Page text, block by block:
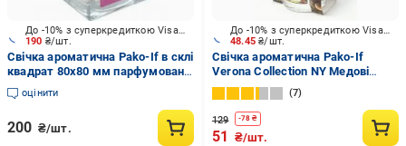
190 ₴/шт.
До -10% з суперкредиткою Visa Вигода
Свічка ароматична Pako-If в склі
квадрат 80х80 мм парфумована
жіноча
оцінити
200 ₴/шт.
48.45₴/шт.
До -10% з суперкредиткою Visa Вигода
Свічка ароматична Pako-If
Verona Collection NY Медові
пряники арт.220
7
129 -78 ₴
51 ₴/шт.